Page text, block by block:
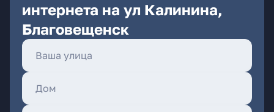
интернета на ул Калинина,
Благовещенск